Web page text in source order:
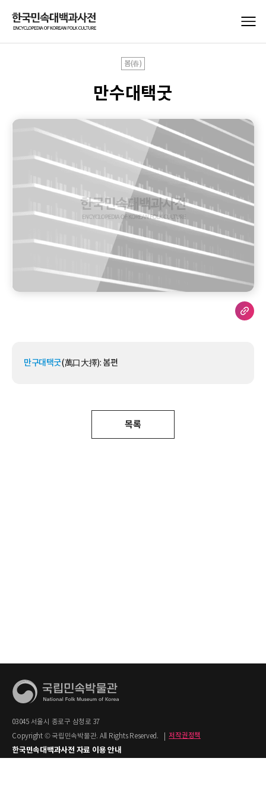
봄(春)
만수대택굿
만구대택굿(萬口大擇­): 봄편
목록
03045 서울시 종로구 삼청로 37
Copyright © 국립민속박물관. All Rights Reserved.
저작권정책
한국민속대백과사전 자료 이용 안내